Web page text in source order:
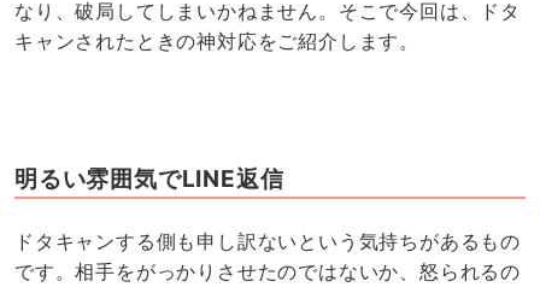
なり、破局してしまいかねません。そこで今回は、ドタ
キャンされたときの神対応をご紹介します。
明るい雰囲気でLINE返信
ドタキャンする側も申し訳ないという気持ちがあるもの
です。相手をがっかりさせたのではないか、怒られるの